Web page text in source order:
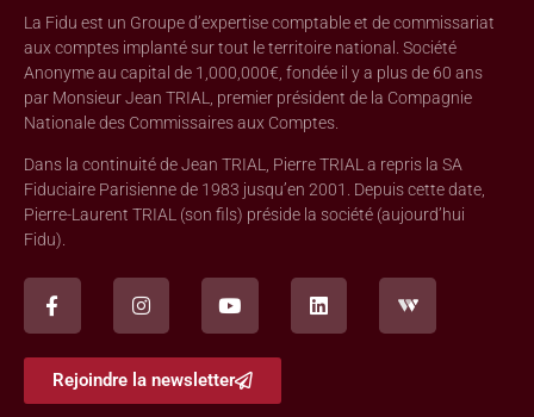
La Fidu est un Groupe d’expertise comptable et de commissariat
aux comptes implanté sur tout le territoire national. Société
Anonyme au capital de 1,000,000€, fondée il y a plus de 60 ans
par Monsieur Jean TRIAL, premier président de la Compagnie
Nationale des Commissaires aux Comptes.
Dans la continuité de Jean TRIAL, Pierre TRIAL a repris la SA
Fiduciaire Parisienne de 1983 jusqu’en 2001. Depuis cette date,
Pierre-Laurent TRIAL (son fils) préside la société (aujourd’hui
Fidu).
Rejoindre la newsletter